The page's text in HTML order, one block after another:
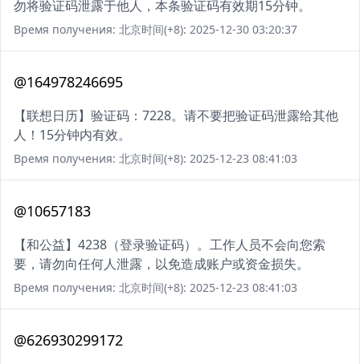
勿将验证码泄露于他人，本条验证码有效期15分钟。
Время получения: 北京时间(+8): 2025-12-30 03:20:37
@164978246695
【联想日历】验证码：7228。请不要把验证码泄露给其他
人！15分钟内有效。
Время получения: 北京时间(+8): 2025-12-23 08:41:03
@10657183
【和公益】4238（登录验证码）。工作人员不会向您索
要，请勿向任何人泄露，以免造成账户或资金损失。
Время получения: 北京时间(+8): 2025-12-23 08:41:03
@626930299172